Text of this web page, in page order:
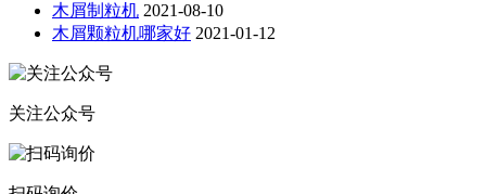
木屑制粒机 2021-08-10
木屑颗粒机哪家好 2021-01-12
关注公众号